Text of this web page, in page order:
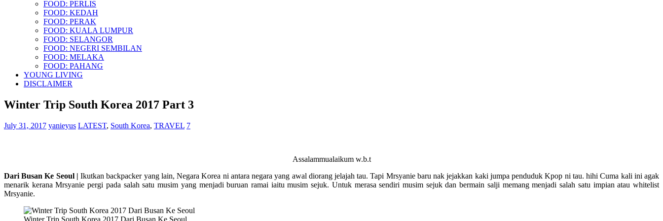
FOOD: PERLIS
FOOD: KEDAH
FOOD: PERAK
FOOD: KUALA LUMPUR
FOOD: SELANGOR
FOOD: NEGERI SEMBILAN
FOOD: MELAKA
FOOD: PAHANG
YOUNG LIVING
DISCLAIMER
Winter Trip South Korea 2017 Part 3
July 31, 2017 yanieyus LATEST, South Korea, TRAVEL 7
Assalammualaikum w.b.t
Dari Busan Ke Seoul | Ikutkan backpacker yang lain, Negara Korea ni antara negara yang awal diorang jelajah tau. Tapi Mrsyanie baru nak jejakkan kaki jumpa penduduk Kpop ni tau. hihi Cuma kali ini agak
menarik kerana Mrsyanie pergi pada salah satu musim yang menjadi buruan ramai iaitu musim sejuk. Untuk merasa sendiri musim sejuk dan bermain salji memang menjadi salah satu impian atau whitelist
Mrsyanie.
Winter Trip South Korea 2017 Dari Busan Ke Seoul